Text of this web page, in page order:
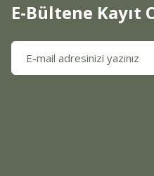
E-Bültene Kayıt